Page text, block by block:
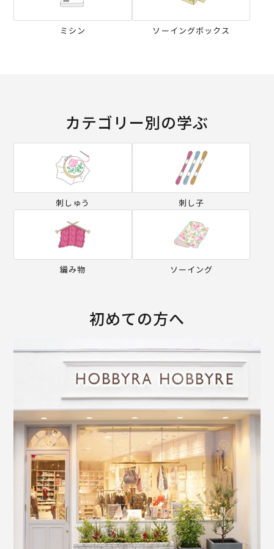
ミシン ソーイングボックス
カテゴリー別の学ぶ
刺しゅう 刺し子
編み物 ソーイング
初めての方へ